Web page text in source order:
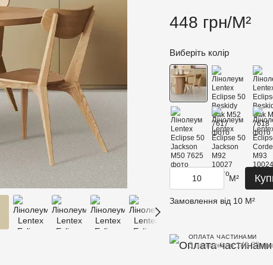
448 грн/М²
Виберіть колір
М²
Замовлення від 10 М²
ОПЛАТА ЧАСТИНАМИ
3 платежі по 149.33 грн